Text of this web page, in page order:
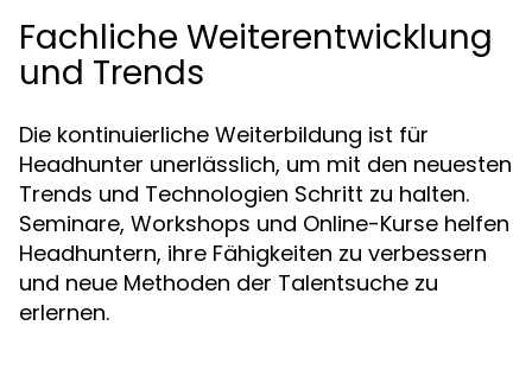
Fachliche Weiterentwicklung
und Trends
Die kontinuierliche Weiterbildung ist für
Headhunter unerlässlich, um mit den neuesten
Trends und Technologien Schritt zu halten.
Seminare, Workshops und Online-Kurse helfen
Headhuntern, ihre Fähigkeiten zu verbessern
und neue Methoden der Talentsuche zu
erlernen.